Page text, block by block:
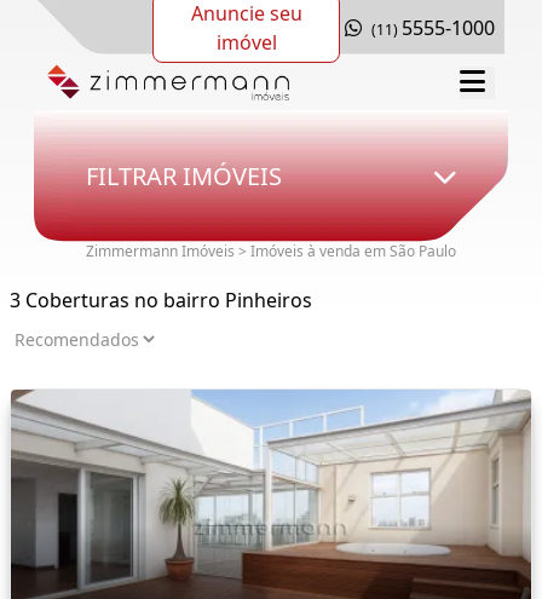
Anuncie seu
imóvel
(11) 5555-1000
FILTRAR IMÓVEIS
Zimmermann Imóveis > Imóveis à venda em São Paulo
3 Coberturas no bairro Pinheiros